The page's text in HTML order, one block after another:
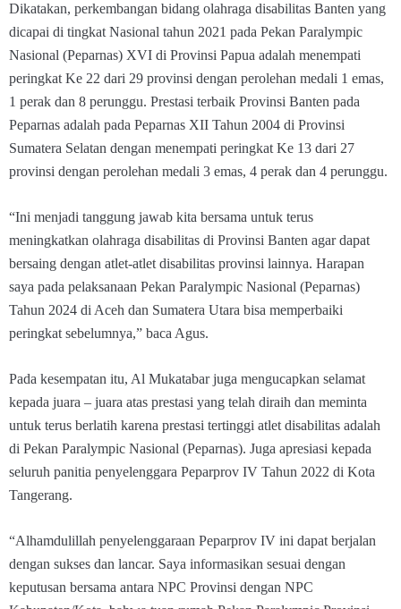
Dikatakan, perkembangan bidang olahraga disabilitas Banten yang
dicapai di tingkat Nasional tahun 2021 pada Pekan Paralympic
Nasional (Peparnas) XVI di Provinsi Papua adalah menempati
peringkat Ke 22 dari 29 provinsi dengan perolehan medali 1 emas,
1 perak dan 8 perunggu. Prestasi terbaik Provinsi Banten pada
Peparnas adalah pada Peparnas XII Tahun 2004 di Provinsi
Sumatera Selatan dengan menempati peringkat Ke 13 dari 27
provinsi dengan perolehan medali 3 emas, 4 perak dan 4 perunggu.
“Ini menjadi tanggung jawab kita bersama untuk terus
meningkatkan olahraga disabilitas di Provinsi Banten agar dapat
bersaing dengan atlet-atlet disabilitas provinsi lainnya. Harapan
saya pada pelaksanaan Pekan Paralympic Nasional (Peparnas)
Tahun 2024 di Aceh dan Sumatera Utara bisa memperbaiki
peringkat sebelumnya,” baca Agus.
Pada kesempatan itu, Al Mukatabar juga mengucapkan selamat
kepada juara – juara atas prestasi yang telah diraih dan meminta
untuk terus berlatih karena prestasi tertinggi atlet disabilitas adalah
di Pekan Paralympic Nasional (Peparnas). Juga apresiasi kepada
seluruh panitia penyelenggara Peparprov IV Tahun 2022 di Kota
Tangerang.
“Alhamdulillah penyelenggaraan Peparprov IV ini dapat berjalan
dengan sukses dan lancar. Saya informasikan sesuai dengan
keputusan bersama antara NPC Provinsi dengan NPC